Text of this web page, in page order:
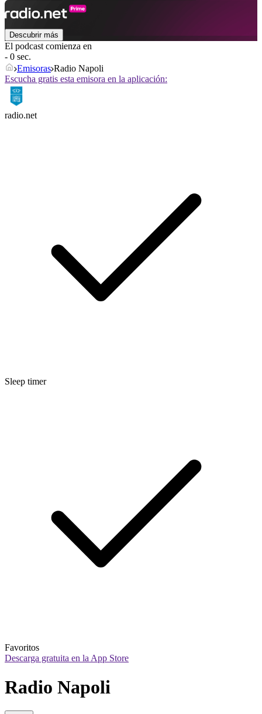
Descubrir más
El podcast comienza en
- 0 sec.
Emisoras Radio Napoli
Escucha gratis esta emisora en la aplicación:
radio.net
Sleep timer
Favoritos
Descarga gratuita en la App Store
Radio Napoli